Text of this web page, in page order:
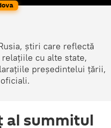
știri care reflectă
cu alte state,
președintelui țării,
al summitul